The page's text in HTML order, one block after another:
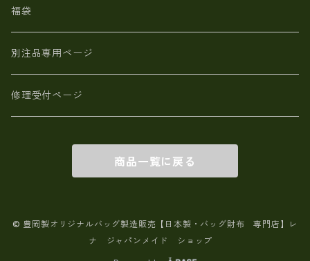
福袋
別注品専用ページ
修理受付ページ
商品一覧に戻る
© 豊岡製オリジナルバッグ製造販売【日本製・バッグ財布 専門店】レ
ナ ジャパンメイド ショップ